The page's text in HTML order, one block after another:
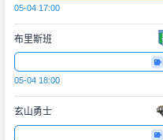
05-04 17:00
布里斯班
05-04 18:00
玄山勇士